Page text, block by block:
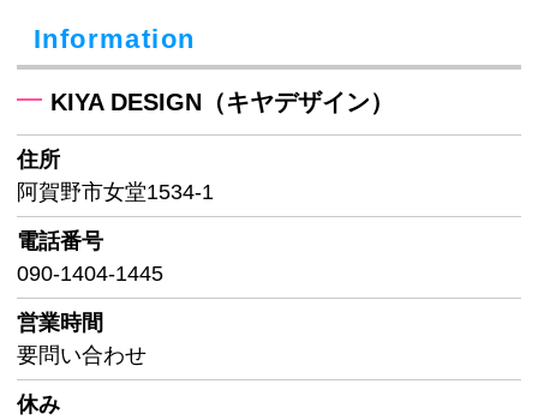
Information
KIYA DESIGN（キヤデザイン）
住所
阿賀野市女堂1534-1
電話番号
090-1404-1445
営業時間
要問い合わせ
休み